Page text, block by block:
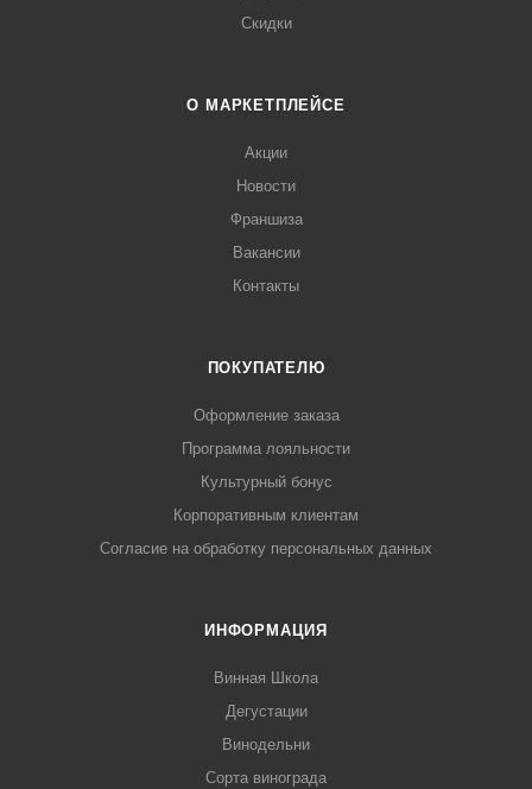
Скидки
О МАРКЕТПЛЕЙСЕ
Акции
Новости
Франшиза
Вакансии
Контакты
ПОКУПАТЕЛЮ
Оформление заказа
Программа лояльности
Культурный бонус
Корпоративным клиентам
Согласие на обработку персональных данных
ИНФОРМАЦИЯ
Винная Школа
Дегустации
Винодельни
Сорта винограда